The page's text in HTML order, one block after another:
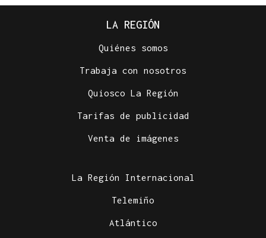
LA REGIÓN
Quiénes somos
Trabaja con nosotros
Quiosco La Región
Tarifas de publicidad
Venta de imágenes
La Región Internacional
Telemiño
Atlántico